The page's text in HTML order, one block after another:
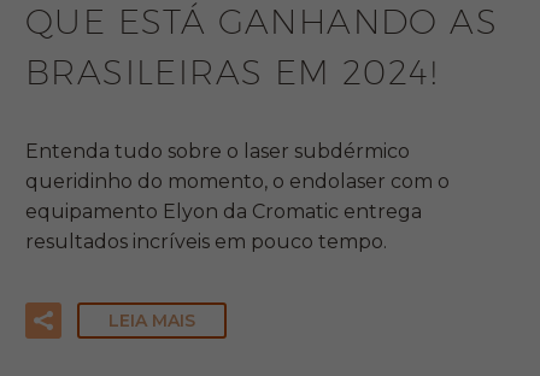
QUE ESTÁ GANHANDO AS
BRASILEIRAS EM 2024!
Entenda tudo sobre o laser subdérmico
queridinho do momento, o endolaser com o
equipamento Elyon da Cromatic entrega
resultados incríveis em pouco tempo.
LEIA MAIS